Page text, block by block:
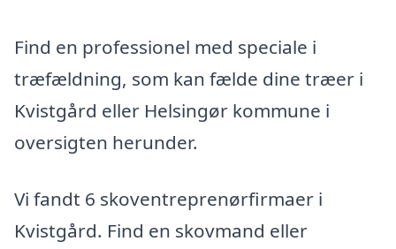
Find en professionel med speciale i
træfældning, som kan fælde dine træer i
Kvistgård eller Helsingør kommune i
oversigten herunder.
Vi fandt 6 skoventreprenørfirmaer i
Kvistgård. Find en skovmand eller